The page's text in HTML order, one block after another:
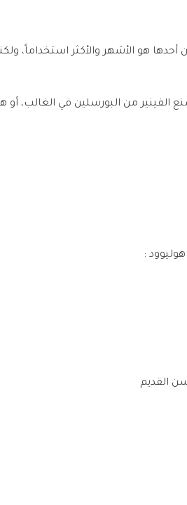
هو الأشهر والأكثر استخداماً،
الفينير من البورسلين في الغالب، أو
:
القديم